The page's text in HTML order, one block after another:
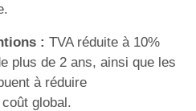
: TVA réduite à 10%
plus de 2 ans, ainsi que les
à réduire
global.